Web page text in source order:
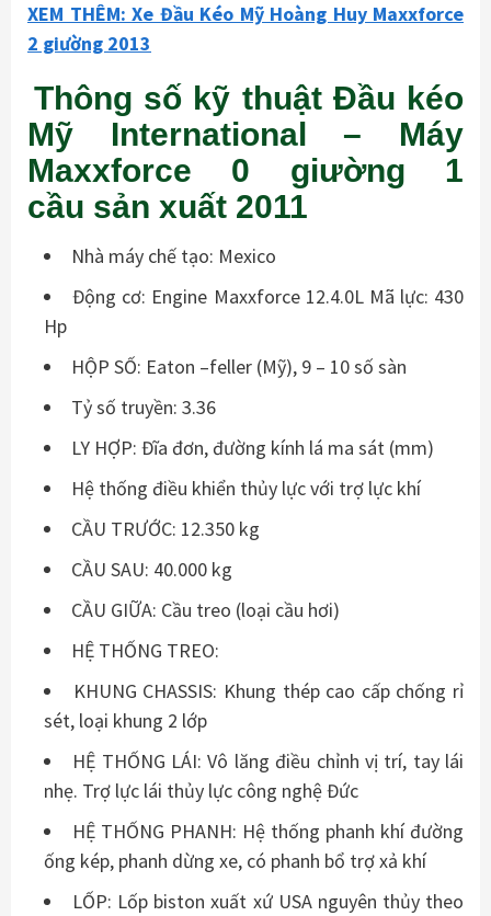
XEM THÊM: Xe Đầu Kéo Mỹ Hoàng Huy Maxxforce
2 giường 2013
Thông số kỹ thuật Đầu kéo
Mỹ International – Máy
Maxxforce 0 giường 1
cầu sản xuất 2011
Nhà máy chế tạo: Mexico
Động cơ: Engine Maxxforce 12.4.0L Mã lực: 430
Hp
HỘP SỐ: Eaton –feller (Mỹ), 9 – 10 số sàn
Tỷ số truyền: 3.36
LY HỢP: Đĩa đơn, đường kính lá ma sát (mm)
Hệ thống điều khiển thủy lực với trợ lực khí
CẦU TRƯỚC: 12.350 kg
CẦU SAU: 40.000 kg
CẦU GIỮA: Cầu treo (loại cầu hơi)
HỆ THỐNG TREO:
KHUNG CHASSIS: Khung thép cao cấp chống rỉ
sét, loại khung 2 lớp
HỆ THỐNG LÁI: Vô lăng điều chỉnh vị trí, tay lái
nhẹ. Trợ lực lái thủy lực công nghệ Đức
HỆ THỐNG PHANH: Hệ thống phanh khí đường
ống kép, phanh dừng xe, có phanh bổ trợ xả khí
LỐP: Lốp biston xuất xứ USA nguyên thủy theo